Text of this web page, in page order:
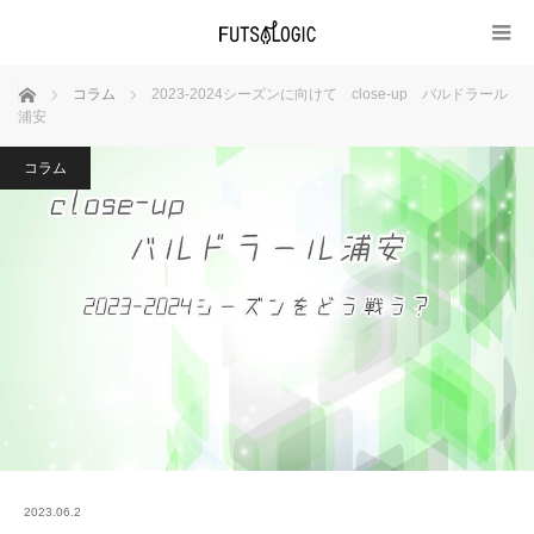
ホーム コラム
2023-2024シーズンに向けて close-up バルドラール
浦安
コラム
2023.06.2